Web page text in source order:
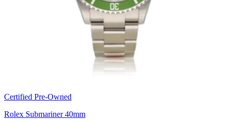
Certified Pre-Owned
Rolex Submariner 40mm